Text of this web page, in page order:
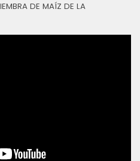
DE MAÍZ DE LA